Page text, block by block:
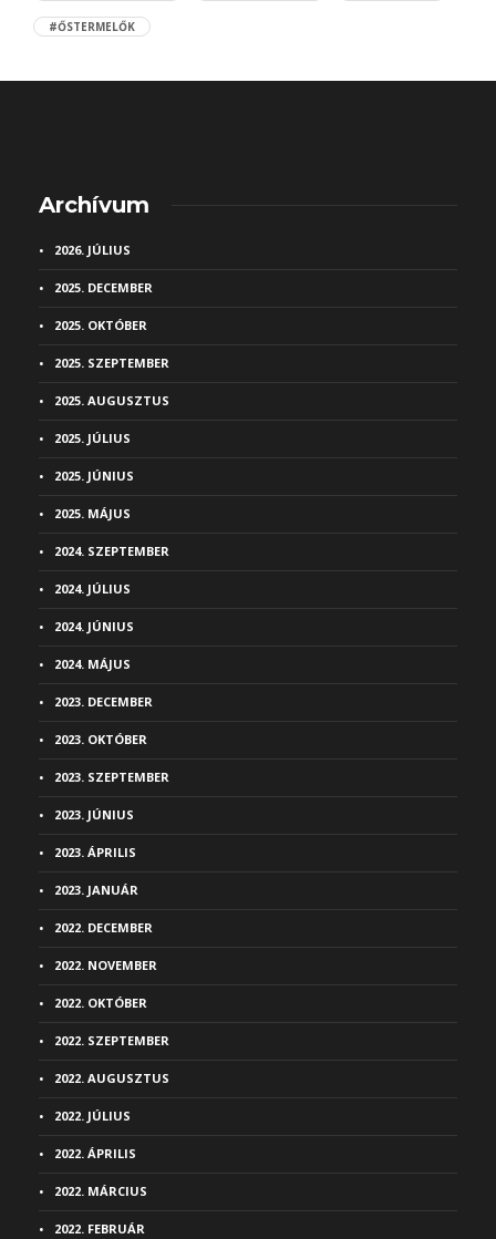
#ŐSTERMELŐK
Archívum
2026. JÚLIUS
2025. DECEMBER
2025. OKTÓBER
2025. SZEPTEMBER
2025. AUGUSZTUS
2025. JÚLIUS
2025. JÚNIUS
2025. MÁJUS
2024. SZEPTEMBER
2024. JÚLIUS
2024. JÚNIUS
2024. MÁJUS
2023. DECEMBER
2023. OKTÓBER
2023. SZEPTEMBER
2023. JÚNIUS
2023. ÁPRILIS
2023. JANUÁR
2022. DECEMBER
2022. NOVEMBER
2022. OKTÓBER
2022. SZEPTEMBER
2022. AUGUSZTUS
2022. JÚLIUS
2022. ÁPRILIS
2022. MÁRCIUS
2022. FEBRUÁR